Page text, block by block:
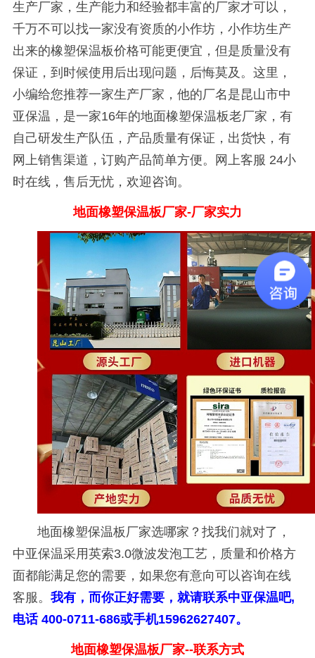
生产厂家，生产能力和经验都丰富的厂家才可以，
千万不可以找一家没有资质的小作坊，小作坊生产
出来的橡塑保温板价格可能更便宜，但是质量没有
保证，到时候使用后出现问题，后悔莫及。这里，
小编给您推荐一家生产厂家，他的厂名是昆山市中
亚保温，是一家16年的地面橡塑保温板老厂家，有
自己研发生产队伍，产品质量有保证，出货快，有
网上销售渠道，订购产品简单方便。网上客服 24小
时在线，售后无忧，欢迎咨询。
地面橡塑保温板厂家-厂家实力
地面橡塑保温板厂家选哪家？找我们就对了，
中亚保温采用英索3.0微波发泡工艺，质量和价格方
面都能满足您的需要，如果您有意向可以咨询在线
客服。 我有，而你正好需要，就请联系中亚保温吧,
电话 400-0711-686或手机15962627407。
地面橡塑保温板厂家--联系方式